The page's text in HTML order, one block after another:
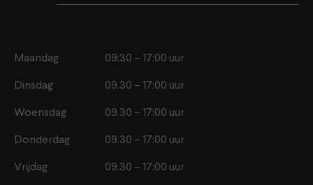
Maandag 09:30 – 17:00 uur
Dinsdag 09.30 – 17:00 uur
Woensdag 09.30 – 17:00 uur
Donderdag 09.30 – 17:00 uur
Vrijdag 09.30 – 17:00 uur